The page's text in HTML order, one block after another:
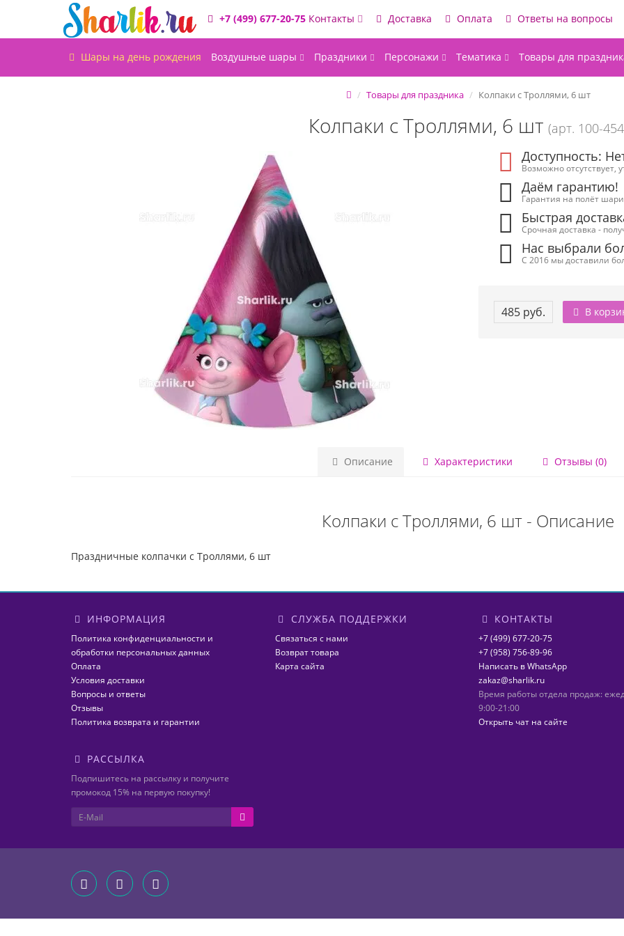
+7 (499) 677-20-75 Контакты Доставка Оплата Ответы на вопросы
Шары на день рождения Воздушные шары Праздники Персонажи Тематика Товары для
Товары для праздника Колпаки с Троллями, 6 шт
Колпаки с Троллями, 6 шт (арт. 100-
Доступность:
Возможно отсутствует,
Даём гарантию!
Гарантия на полёт
Быстрая
Срочная доставка -
Нас выбрали
С 2016 мы доставили
485 руб. В
Описание Характеристики Отзывы (0)
Колпаки с Троллями, 6 шт - Описание
Праздничные колпачки с Троллями, 6 шт
ИНФОРМАЦИЯ
Политика конфиденциальности и
обработки персональных данных
Оплата
Условия доставки
Вопросы и ответы
Отзывы
Политика возврата и гарантии
СЛУЖБА ПОДДЕРЖКИ
Связаться с нами
Возврат товара
Карта сайта
КОНТАКТЫ
+7 (499) 677-20-75
+7 (958) 756-89-96
Написать в WhatsApp
zakaz@sharlik.ru
Время работы отдела продаж:
9:00-21:00
Открыть чат на сайте
РАССЫЛКА
Подпишитесь на рассылку и получите
промокод 15% на первую покупку!